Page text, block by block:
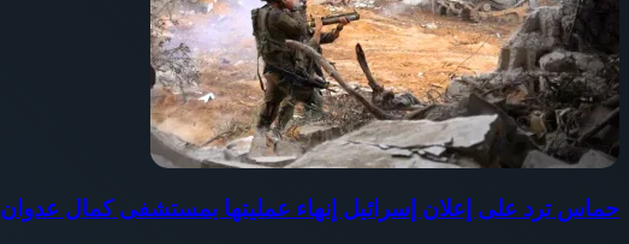
حماس ترد على إعلان إسرائيل إنهاء عمليتها بمستشفى كمال عدوان